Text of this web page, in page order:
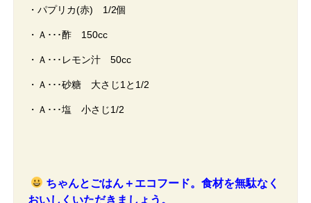
・パプリカ(赤) 1/2個
・Ａ･･･酢 150cc
・Ａ･･･レモン汁 50cc
・Ａ･･･砂糖 大さじ1と1/2
・Ａ･･･塩 小さじ1/2
ちゃんとごはん＋エコフード。食材を無駄なく
おいしくいただきましょう。